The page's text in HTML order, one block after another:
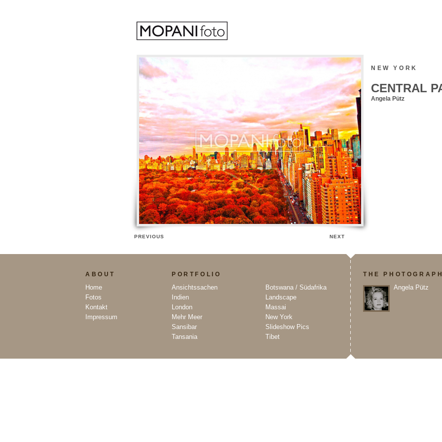
NEW YORK
CENTRAL
Angela Pütz
NEXT
PREVIOUS
ABOUT
Home
Fotos
Kontakt
Impressum
PORTFOLIO
Ansichtssachen
Botswana / Südafrika
Indien
Landscape
London
Massai
Mehr Meer
New York
Sansibar
Slideshow Pics
Tansania
Tibet
THE
Angela Pütz